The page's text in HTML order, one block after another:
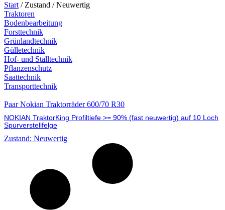
Start / Zustand / Neuwertig
Traktoren
Bodenbearbeitung
Forsttechnik
Grünlandtechnik
Gülletechnik
Hof- und Stalltechnik
Pflanzenschutz
Saattechnik
Transporttechnik
Paar Nokian Traktorräder 600/70 R30
NOKIAN TraktorKing Profiltiefe >= 90% (fast neuwertig) auf 10 Loch
Spurverstellfelge
Zustand: Neuwertig